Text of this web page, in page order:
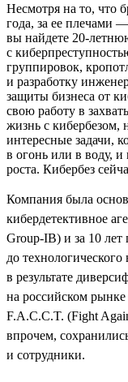
Несмотря на то, что
года, за ее плечами
вы найдете
с
группировок,
и разработку
защиты бизнеса от
свою работу в
жизнь с кибербезом,
интересные задачи,
в огонь или в воду, и
роста. Кибербез
Компания была
кибердетективное
Group-IB) и за 10 лет
до
в результате
на российском
F.A.C.C.T. (Fight
впрочем,
и сотрудники.